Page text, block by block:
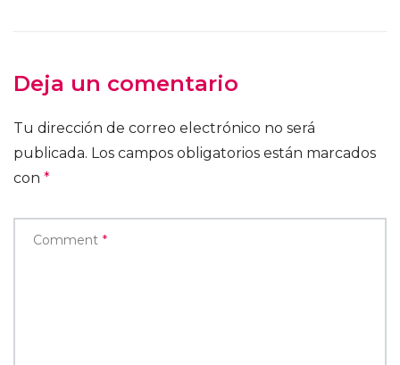
Deja un comentario
Tu dirección de correo electrónico no será
publicada. Los campos obligatorios están marcados
con *
Comment *